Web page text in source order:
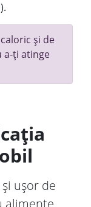
și de
a-ți atinge
ușor de
alimente